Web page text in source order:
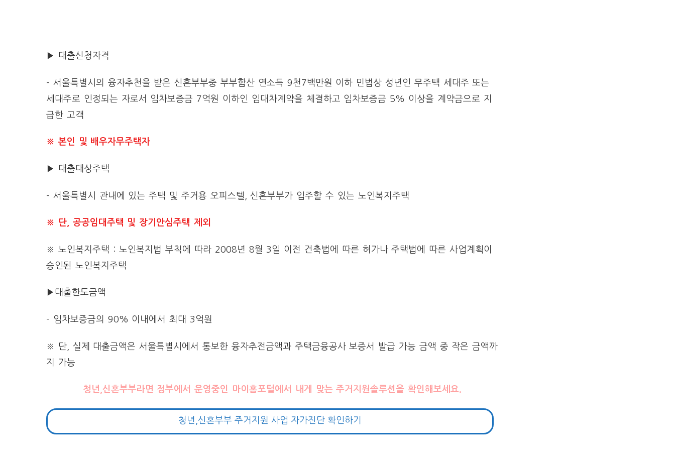
▶ 대출신청자격
– 서울특별시의 융자추천을 받은 신혼부부중 부부합산 연소득 9천7백만원 이하 민법상 성년인 무주택 세대주 또는
세대주로 인정되는 자로서 임차보증금 7억원 이하인 임대차계약을 체결하고 임차보증금 5% 이상을 계약금으로 지
급한 고객
※ 본인 및 배우자무주택자
▶ 대출대상주택
– 서울특별시 관내에 있는 주택 및 주거용 오피스텔, 신혼부부가 입주할 수 있는 노인복지주택
※ 단, 공공임대주택 및 장기안심주택 제외
※ 노인복지주택 : 노인복지법 부칙에 따라 2008년 8월 3일 이전 건축법에 따른 허가나 주택법에 따른 사업계획이
승인된 노인복지주택
▶대출한도금액
– 임차보증금의 90% 이내에서 최대 3억원
※ 단, 실제 대출금액은 서울특별시에서 통보한 융자추전금액과 주택금융공사 보증서 발급 가능 금액 중 작은 금액까
지 가능
청년,신혼부부라면 정부에서 운영중인 마이홈포털에서 내게 맞는 주거지원솔루션을 확인해보세요.
청년,신혼부부 주거지원 사업 자가진단 확인하기